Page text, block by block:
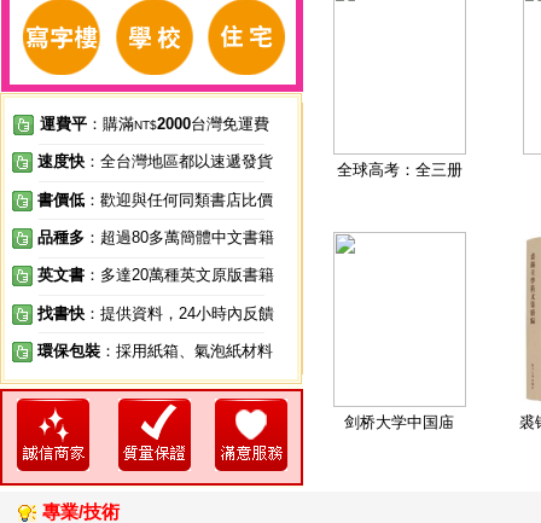
運費平 ：購滿NT$2000台灣免運費
速度快 ：全台灣地區都以速遞發貨
書價低 ：歡迎與任何同類書店比價
品種多 ：超過80多萬簡體中文書籍
英文書 ：多達20萬種英文原版書籍
找書快 ：提供資料，24小時內反饋
環保包裝 ：採用紙箱、氣泡紙材料
全球高考：全三册
剑桥大学中国庙 裘
專業/技術